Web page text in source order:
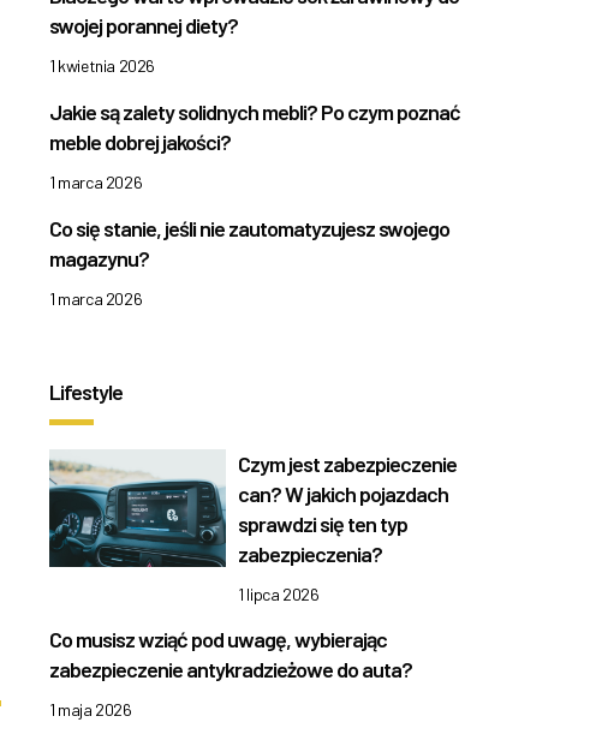
swojej porannej diety?
1 kwietnia 2026
Jakie są zalety solidnych mebli? Po czym poznać
meble dobrej jakości?
1 marca 2026
Co się stanie, jeśli nie zautomatyzujesz swojego
magazynu?
1 marca 2026
Lifestyle
Czym jest zabezpieczenie
can? W jakich pojazdach
sprawdzi się ten typ
zabezpieczenia?
1 lipca 2026
Co musisz wziąć pod uwagę, wybierając
zabezpieczenie antykradzieżowe do auta?
1 maja 2026